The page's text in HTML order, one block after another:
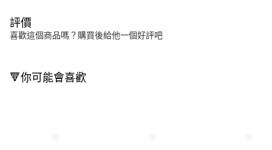
評價
喜歡這個商品嗎？購買後給他一個好評吧
🔻你可能會喜歡